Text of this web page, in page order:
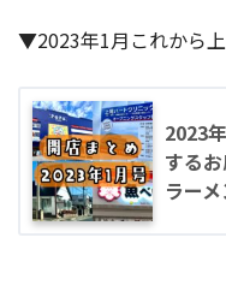
▼2023年1月これから
2023
する
ラー